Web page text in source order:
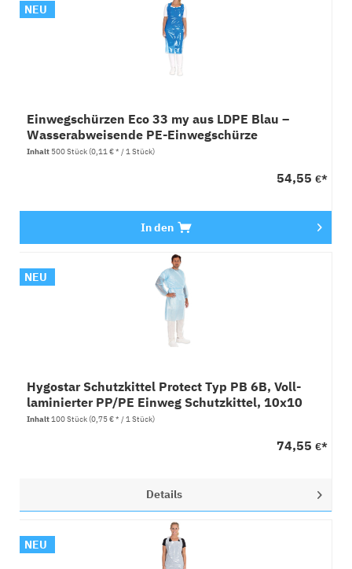
NEU
Einwegschürzen Eco 33 my aus LDPE Blau –
Wasserabweisende PE-Einwegschürze
Inhalt 500 Stück(0,11 € * / 1 Stück)
54,55 €*
In den
NEU
Hygostar Schutzkittel Protect Typ PB 6B, Voll-
laminierter PP/PE Einweg Schutzkittel, 10x10
Stück
Inhalt100 Stück(0,75 € * / 1 Stück)
74,55 €*
Details
NEU